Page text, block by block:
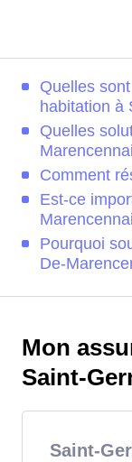
Quelles
habitation à
Quelles
Comment
Est-ce
Pourquoi
De-
Mon
Saint-
Saint-